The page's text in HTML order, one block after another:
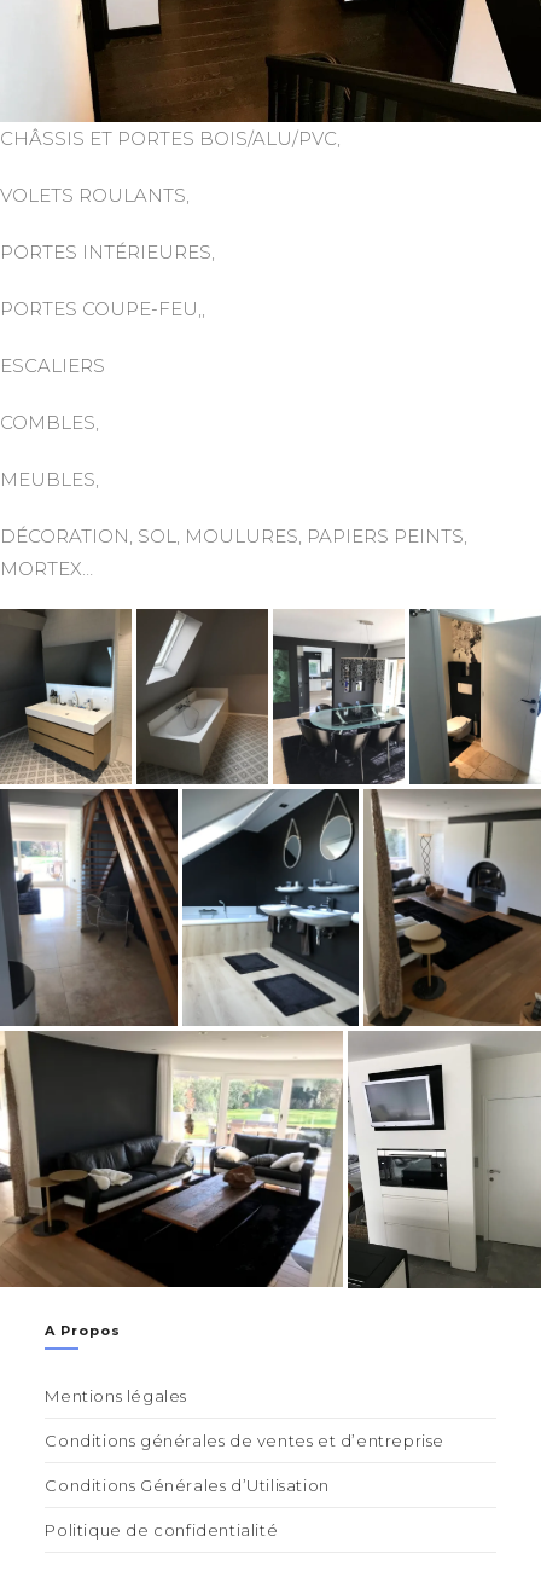
CHÂSSIS ET PORTES BOIS/ALU/PVC,
VOLETS ROULANTS,
PORTES INTÉRIEURES,
PORTES COUPE-FEU,,
ESCALIERS
COMBLES,
MEUBLES,
DÉCORATION, SOL, MOULURES, PAPIERS PEINTS,
MORTEX…
A Propos
Mentions légales
Conditions générales de ventes et d’entreprise
Conditions Générales d’Utilisation
Politique de confidentialité